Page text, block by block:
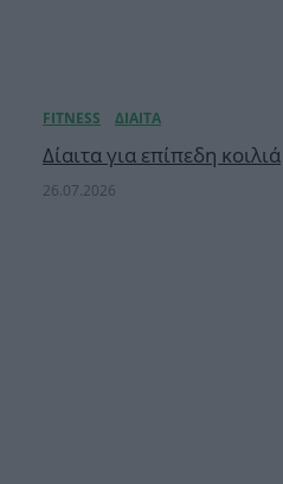
Δίαιτα για επίπεδη κοιλιά
26.07.2026